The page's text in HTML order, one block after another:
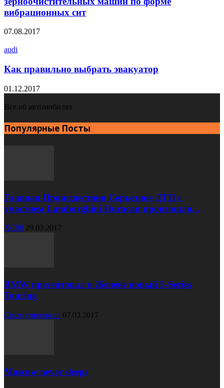
вибрационных сит
07.08.2017
audi
Как правильно выбрать эвакуатор
01.12.2017
Все об автомобилях
Популярные Посты
Главная Происшествия Серьезное ДТП с
участием Lamborghini Huracan произошло...
XC90 29.03.2017
BMW презентовал в Женеве новый 5-Series
Touring
Cruze универсал 07.03.2017
Moscow never sleeps